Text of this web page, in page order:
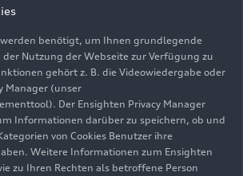
V4 RSr
· Copyright: AUDI AG
werden benötigt, um Ihnen grundlegende
Nutzung der Webseite zur Verfügung zu
gehört z. B. die Videowiedergabe oder
Manager (unser
Der Ensighten Privacy Manager
Informationen darüber zu speichern, ob und
von Cookies Benutzer ihre
Weitere Informationen zum Ensighten
zu Ihren Rechten als betroffene Person